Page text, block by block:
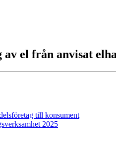
el från anvisat
till konsument
2025